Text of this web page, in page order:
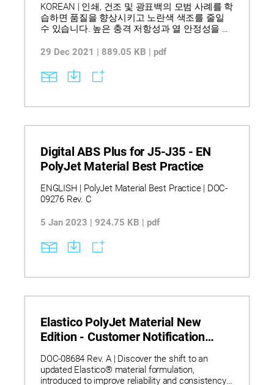
KOREAN | 인쇄, 건조 및 광표백의 모범 사례를 학
습하면 품질을 향상시키고 노란색 색조를 줄일
수 있습니다. 높은 충격 저항성과 열 안정성을 결
용 분야에 적합합니다. 최대 100°C까지 열변형
을 최소화합니다. 참고: 이 텍스트는 기계 번역되
었습니다.
29 Dec 2021 | 889.05 KB | pdf
Digital ABS Plus for J5-J35 - EN
PolyJet Material Best Practice
ENGLISH | PolyJet Material Best Practice | DOC-
09276 Rev. C
5 Jan 2023 | 924.75 KB | pdf
Elastico PolyJet Material New
Edition - Customer Notification
(2025 DEC)
DOC-08684 Rev. A | Discover the shift to an
updated Elastico® material formulation,
introduced to improve reliability and consistency